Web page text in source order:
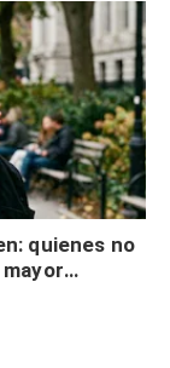
quienes no
es por